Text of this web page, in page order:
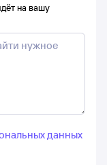
на вашу
данных